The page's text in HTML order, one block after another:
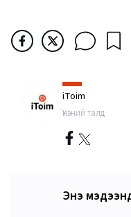
iToim
Үнэний талд
Энэ мэдээнд